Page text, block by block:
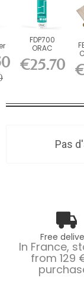
FDP700
ORAC
DecoFix
Power 290
ml
€25.70
Pas
Free
In France,
from 129